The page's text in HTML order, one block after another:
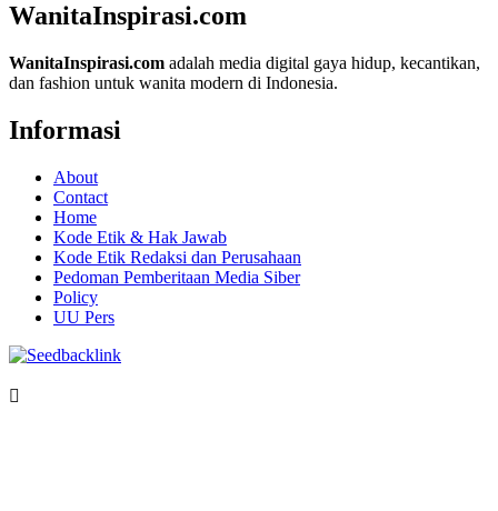
WanitaInspirasi.com
WanitaInspirasi.com adalah media digital gaya hidup, kecantikan,
dan fashion untuk wanita modern di Indonesia.
Informasi
About
Contact
Home
Kode Etik & Hak Jawab
Kode Etik Redaksi dan Perusahaan
Pedoman Pemberitaan Media Siber
Policy
UU Pers